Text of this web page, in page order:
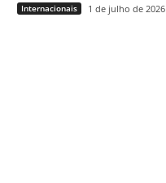
Internacionais 1 de julho de 2026